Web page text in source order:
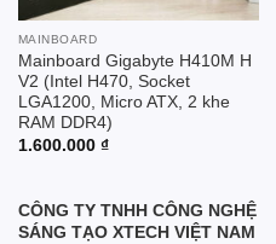
MAINBOARD
Mainboard Gigabyte H410M H
V2 (Intel H470, Socket
LGA1200, Micro ATX, 2 khe
RAM DDR4)
1.600.000 ₫
CÔNG TY TNHH CÔNG NGHỆ
SÁNG TẠO XTECH VIỆT NAM